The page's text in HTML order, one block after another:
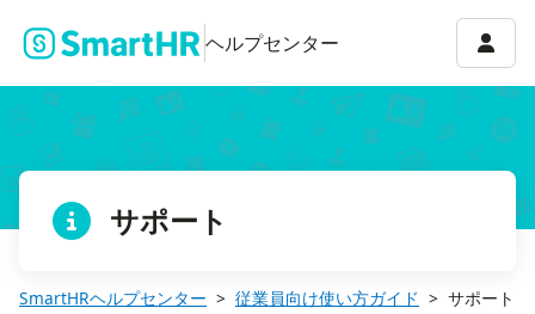
ヘルプセンター アカ
サポート
SmartHRヘルプセンター 従業員向け使い方ガイド サポート